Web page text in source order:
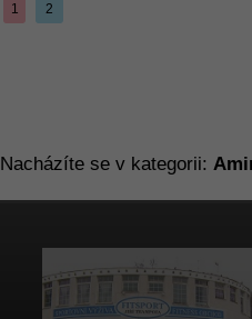
1 2
Nacházíte se v kategorii: